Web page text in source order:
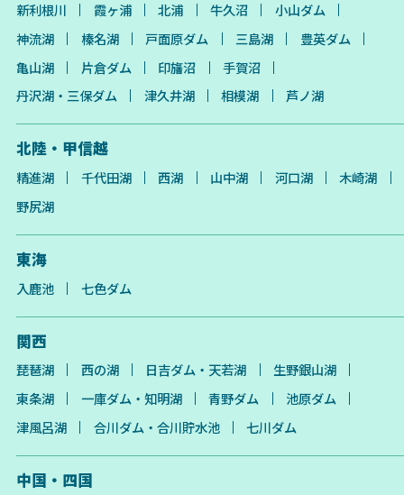
新利根川 霞ヶ浦 北浦 牛久沼
小山ダム
神流湖
榛名湖 戸面原ダム 三島湖
豊英ダム
亀山湖
片倉ダム 印旛沼
手賀沼
丹沢湖・三保ダム
津久井湖 相模湖 芦ノ湖
北陸・甲信越
精進湖 千代田湖 西湖 山中湖 河口湖
木崎湖
野尻湖
東海
入鹿池 七色ダム
関西
琵琶湖 西の湖 日吉ダム・天若湖
生野銀山湖
東条湖
一庫ダム・知明湖 青野ダム
池原ダム
津風呂湖
合川ダム・合川貯水池 七川ダム
中国・四国